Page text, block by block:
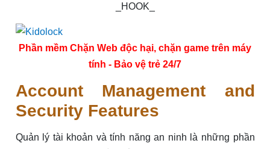
_HOOK_
Phần mềm Chặn Web độc hại, chặn game trên máy
tính - Bảo vệ trẻ 24/7
Account Management and
Security Features
Quản lý tài khoản và tính năng an ninh là những phần